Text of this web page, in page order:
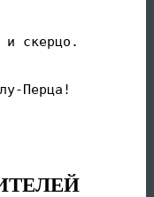
и скерцо.
Перца!